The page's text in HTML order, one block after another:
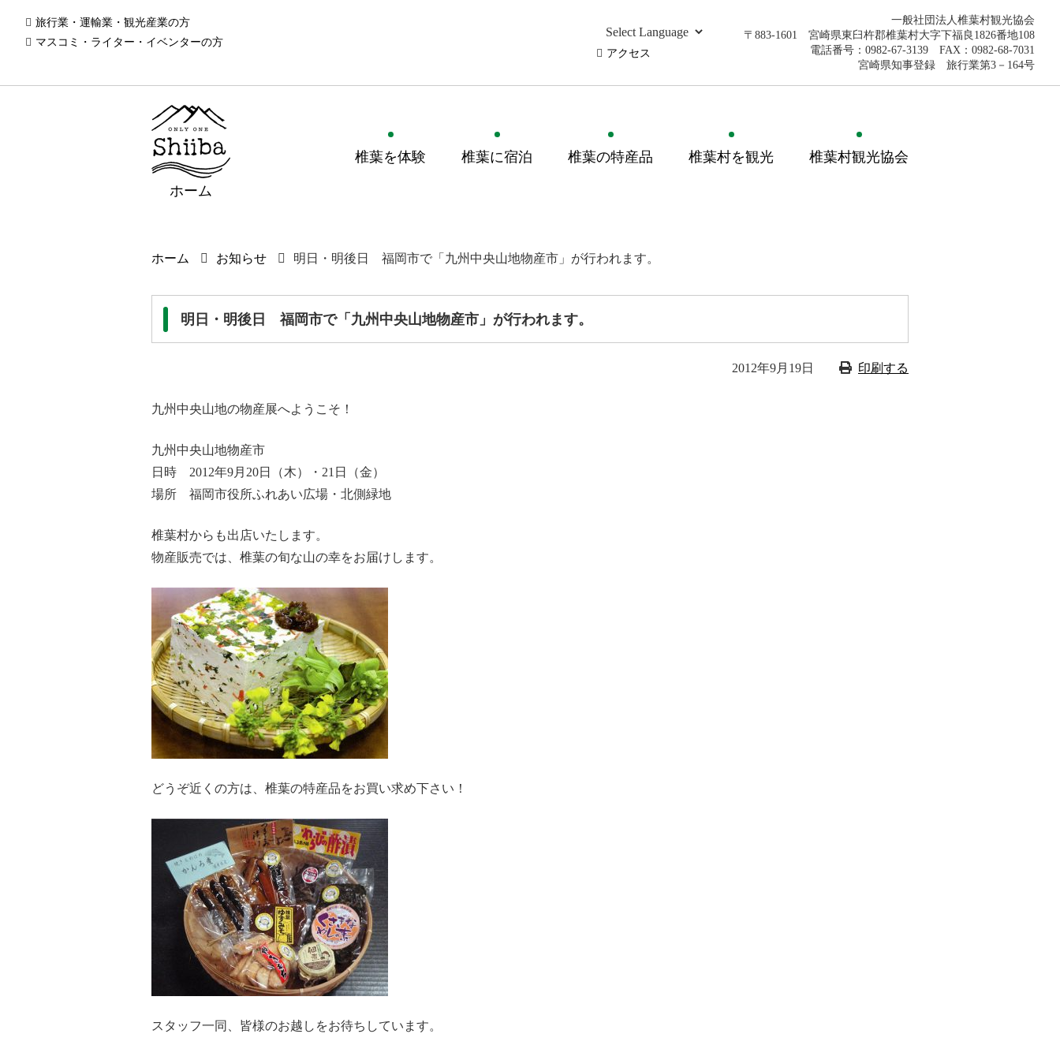
旅行業・運輸業・観光産業の方
マスコミ・ライター・イベンターの方
アクセス
一般社団法人椎葉村観光協会
〒883-1601 宮崎県東臼杵郡椎葉村大字下福良1826番地108
電話番号：0982-67-3139 FAX：0982-68-7031
宮崎県知事登録 旅行業第3－164号
ホーム
椎葉を体験 椎葉に宿泊 椎葉の特産品 椎葉村を観光 椎葉村観光協会
ホーム お知らせ 明日・明後日 福岡市で「九州中央山地物産市」が行われます。
明日・明後日 福岡市で「九州中央山地物産市」が行われます。
2012年9月19日 印刷する
九州中央山地の物産展へようこそ！
九州中央山地物産市
日時 2012年9月20日（木）・21日（金）
場所 福岡市役所ふれあい広場・北側緑地
椎葉村からも出店いたします。
物産販売では、椎葉の旬な山の幸をお届けします。
どうぞ近くの方は、椎葉の特産品をお買い求め下さい！
スタッフ一同、皆様のお越しをお待ちしています。